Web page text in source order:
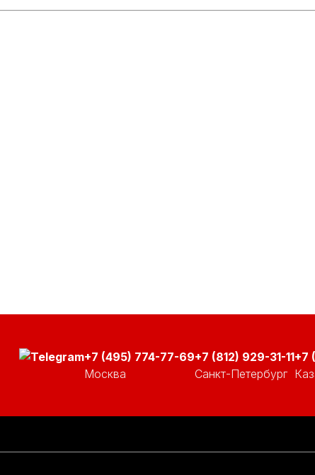
+7 (495) 774-77-69
Москва
+7 (812) 929-31-11
Санкт-Петербург
+7